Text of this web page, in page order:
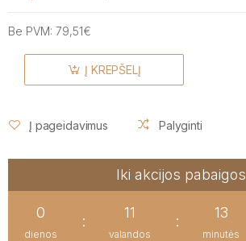
Be PVM: 79,51€
Į KREPŠELĮ
Į pageidavimus Palyginti
Iki akcijos pabaigos
0
dienos
:
11
valandos
:
13
minutės